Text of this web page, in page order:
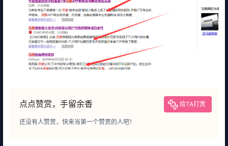
点点赞赏，手留余香 给TA打赏
还没有人赞赏，快来当第一个赞赏的人吧！